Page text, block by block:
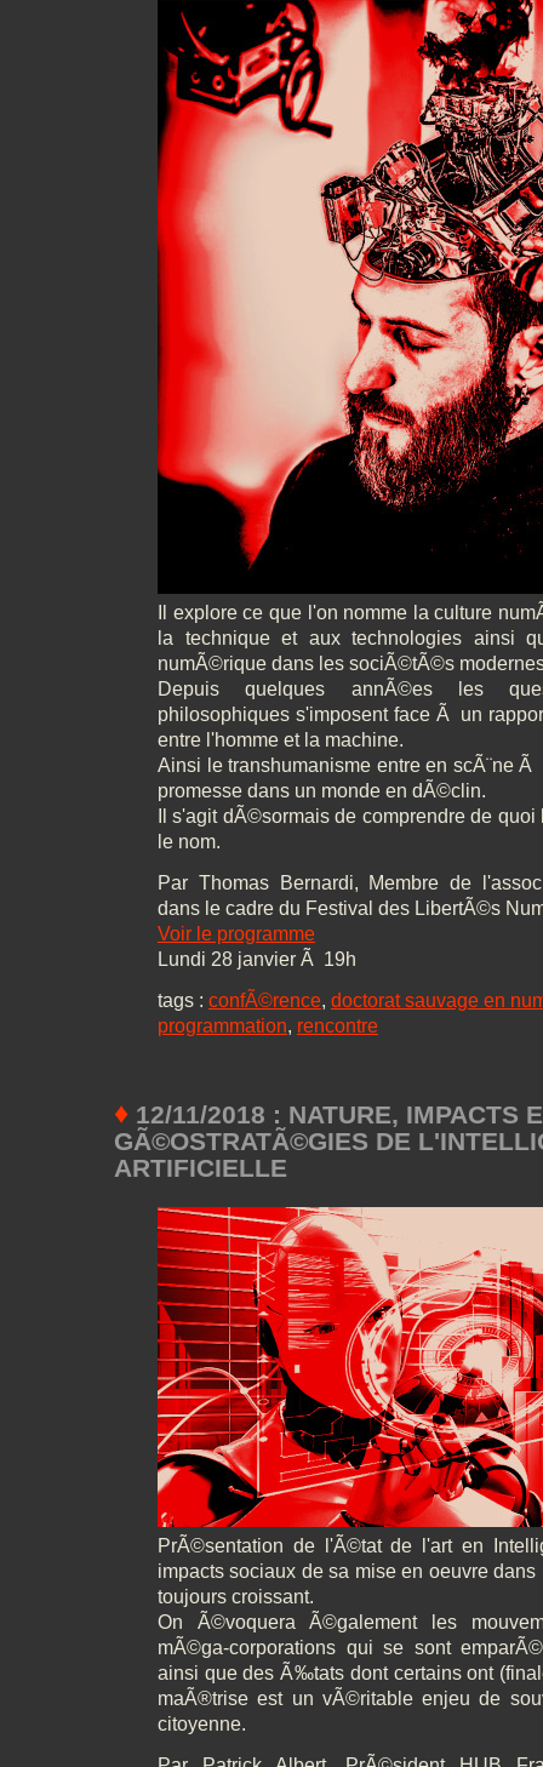
Il explore ce que l'on nomme la culture
la technique et aux technologies ainsi
numÃ©rique dans les sociÃ©tÃ©s
Depuis quelques annÃ©es les
philosophiques s'imposent face Ã un
entre l'homme et la machine.
Ainsi le transhumanisme entre en scÃ¨ne
promesse dans un monde en dÃ©clin.
Il s'agit dÃ©sormais de comprendre de
le nom.
Par Thomas Bernardi, Membre de
dans le cadre du Festival des LibertÃ©s
Voir le programme
Lundi 28 janvier Ã 19h
tags : confÃ©rence, doctorat sauvage en
programmation, rencontre
♦ 12/11/2018 : NATURE, IMPACTS
GÃ©OSTRATÃ©GIES DE
ARTIFICIELLE
PrÃ©sentation de l'Ã©tat de l'art en
impacts sociaux de sa mise en oeuvre
toujours croissant.
On Ã©voquera Ã©galement les
mÃ©ga-corporations qui se sont
ainsi que des Ã‰tats dont certains ont
maÃ®trise est un vÃ©ritable enjeu de
citoyenne.